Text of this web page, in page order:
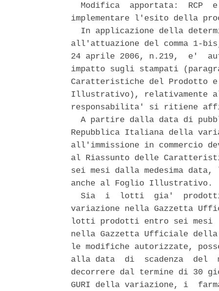
Modifica  apportata:  RCP
implementare l'esito della
In applicazione della
all'attuazione del comma 1-
24 aprile 2006, n.219,  e'
impatto sugli stampati
Caratteristiche del Prodotto
Illustrativo), relativamente
responsabilita' si ritiene
A partire dalla data di
Repubblica Italiana della
all'immissione in commercio
al Riassunto delle
sei mesi dalla medesima
anche al Foglio Illustrativo.
Sia  i  lotti  gia'
variazione nella Gazzetta
lotti prodotti entro sei mesi
nella Gazzetta Ufficiale
le modifiche autorizzate,
alla data  di  scadenza  del
decorrere dal termine di 30
GURI della variazione, i